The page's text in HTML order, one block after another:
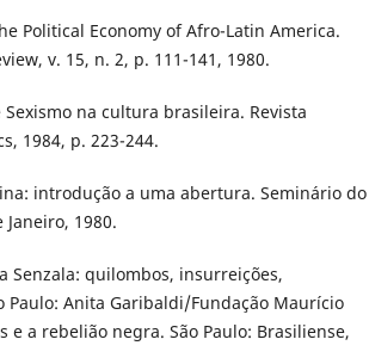
Political Economy of Afro-Latin America.
v. 15, n. 2, p. 111-141, 1980.
Sexismo na cultura brasileira. Revista
1984, p. 223-244.
introdução a uma abertura. Seminário do
1980.
Senzala: quilombos, insurreições,
Paulo: Anita Garibaldi/Fundação Maurício
e a rebelião negra. São Paulo: Brasiliense,